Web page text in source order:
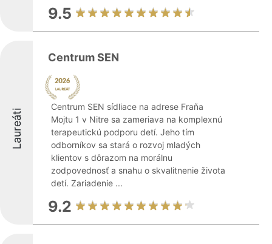
9.5
Laureáti
Centrum SEN
Centrum SEN sídliace na adrese Fraňa
Mojtu 1 v Nitre sa zameriava na komplexnú
terapeutickú podporu detí. Jeho tím
odborníkov sa stará o rozvoj mladých
klientov s dôrazom na morálnu
zodpovednosť a snahu o skvalitnenie života
detí. Zariadenie ...
9.2